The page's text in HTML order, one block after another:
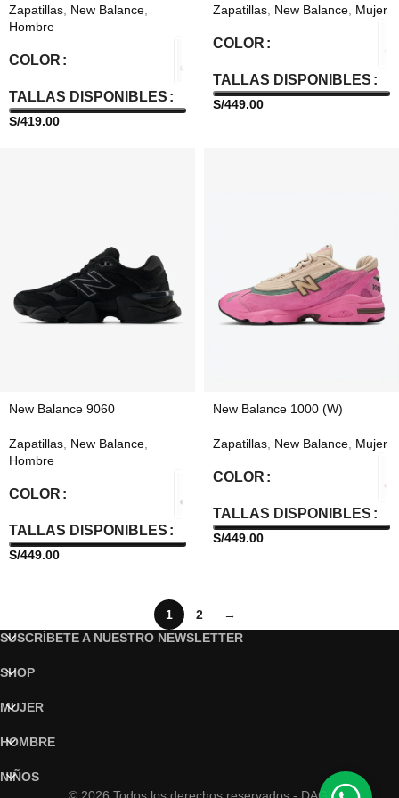
Zapatillas New Balance
Hombre
COLOR
TALLAS DISPONIBLES
S/419.00
Zapatillas New Balance Mujer
COLOR
TALLAS DISPONIBLES
S/449.00
New Balance 9060
Zapatillas New Balance
Hombre
COLOR
TALLAS DISPONIBLES
S/449.00
New Balance 1000 (W)
Zapatillas New Balance Mujer
COLOR
TALLAS DISPONIBLES
S/449.00
1 2
→
SUSCRÍBETE A NUESTRO NEWSLETTER
SHOP
MUJER
HOMBRE
NIÑOS
© 2026 Todos los derechos reservados - DAGI